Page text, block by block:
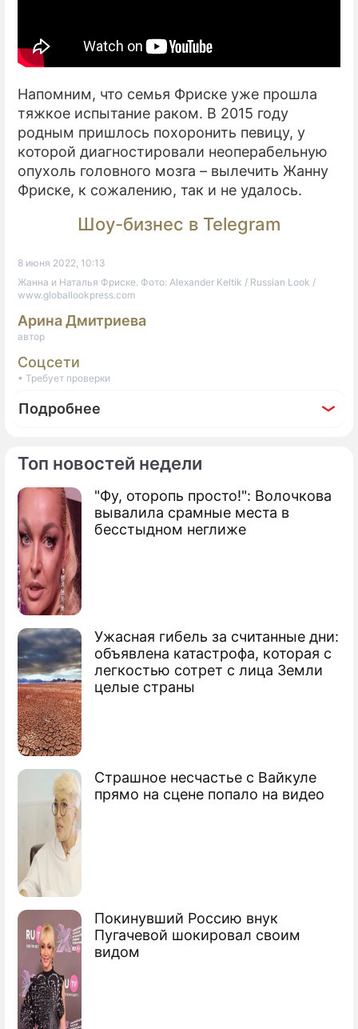
Топ новостей недели
"Фу, оторопь просто!": Волочкова
вывалила срамные места в
бесстыдном неглиже
Ужасная гибель за считанные дни:
объявлена катастрофа, которая с
легкостью сотрет с лица Земли
целые страны
Страшное несчастье с Вайкуле
прямо на сцене попало на видео
Покинувший Россию внук
Пугачевой шокировал своим
видом
Напомним, что семья Фриске уже прошла
тяжкое испытание раком. В 2015 году
родным пришлось похоронить певицу, у
которой диагностировали неоперабельную
опухоль головного мозга – вылечить Жанну
Фриске, к сожалению, так и не удалось.
Шоу-бизнес в Telegram
8 июня 2022, 10:13
Жанна и Наталья Фриске. Фото: Alexander Keltik / Russian Look /
www.globallookpress.com
Арина Дмитриева
автор
Соцсети
• Требует проверки
Подробнее
Фоторепортаж
В Москве простились с Жанной Фриске